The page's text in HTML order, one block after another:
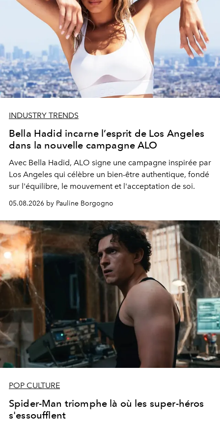
INDUSTRY TRENDS
Bella Hadid incarne l’esprit de Los Angeles
dans la nouvelle campagne ALO
Avec Bella Hadid, ALO signe une campagne inspirée par
Los Angeles qui célèbre un bien-être authentique, fondé
sur l'équilibre, le mouvement et l'acceptation de soi.
05.08.2026 by Pauline Borgogno
POP CULTURE
Spider-Man triomphe là où les super-héros
s'essoufflent